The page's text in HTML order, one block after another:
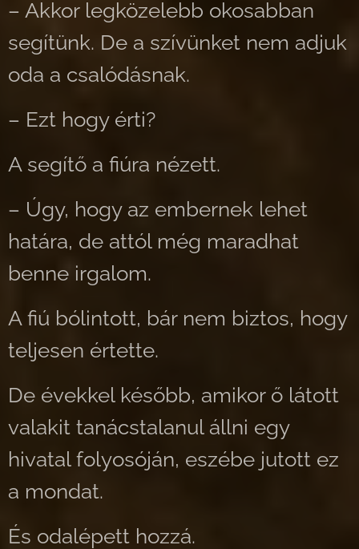
– Akkor legközelebb okosabban
segítünk. De a szívünket nem adjuk
oda a csalódásnak.
– Ezt hogy érti?
A segítő a fiúra nézett.
– Úgy, hogy az embernek lehet
határa, de attól még maradhat
benne irgalom.
A fiú bólintott, bár nem biztos, hogy
teljesen értette.
De évekkel később, amikor ő látott
valakit tanácstalanul állni egy
hivatal folyosóján, eszébe jutott ez
a mondat.
És odalépett hozzá.